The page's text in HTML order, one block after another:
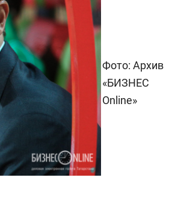
Фото: Архив
«БИЗНЕС
Online»